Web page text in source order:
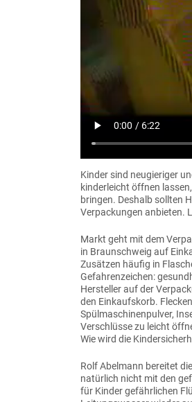
Kinder sind neugieriger
kinderleicht öffnen
bringen. Deshalb sollten
Verpackungen anbieten.
Markt geht mit dem
in Braunschweig auf
Zusätzen häufig in
Gefahrenzeichen:
Hersteller auf der
den Einkaufskorb.
Spülmaschinenpulver,
Verschlüsse zu leicht
Wie wird die
Rolf Abelmann bereitet
natürlich nicht mit den
für Kinder gefährlichen